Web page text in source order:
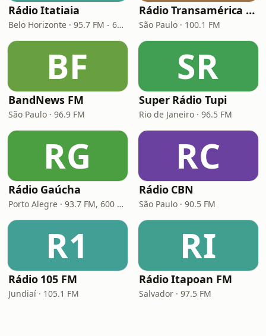
Rádio Itatiaia
Belo Horizonte · 95.7 FM - 610 AM
Rádio Transamérica (TMC)
São Paulo · 100.1 FM
BF
BandNews FM
São Paulo · 96.9 FM
SR
Super Rádio Tupi
Rio de Janeiro · 96.5 FM
RG
Rádio Gaúcha
Porto Alegre · 93.7 FM, 600 AM
RC
Rádio CBN
São Paulo · 90.5 FM
R1
Rádio 105 FM
Jundiaí · 105.1 FM
RI
Rádio Itapoan FM
Salvador · 97.5 FM